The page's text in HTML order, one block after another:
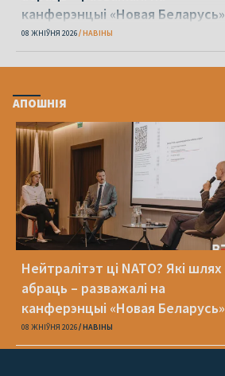
канферэнцыі «Новая Беларусь»
08 ЖНІЎНЯ 2026 НАВІНЫ
АПОШНІЯ
Нейтралітэт ці NATO? Які шлях
абраць – разважалі на
канферэнцыі «Новая Беларусь»
08 ЖНІЎНЯ 2026 НАВІНЫ